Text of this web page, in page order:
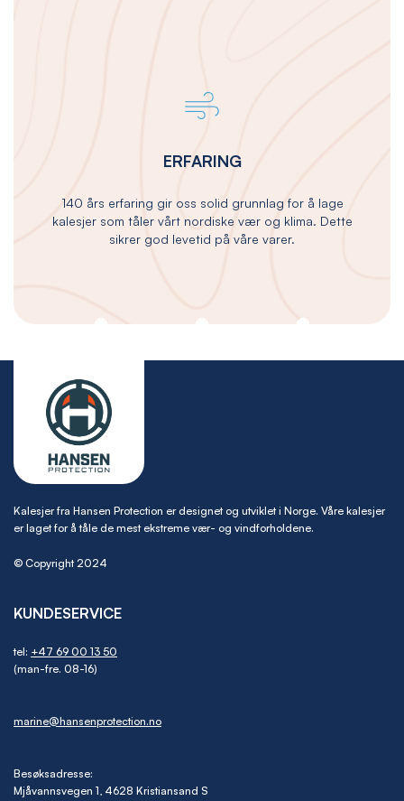
ERFARING
140 års erfaring gir oss solid grunnlag for å lage
kalesjer som tåler vårt nordiske vær og klima. Dette
sikrer god levetid på våre varer.
Kalesjer fra Hansen Protection er designet og utviklet i Norge. Våre kalesjer
er laget for å tåle de mest ekstreme vær- og vindforholdene.
© Copyright 2024
KUNDESERVICE
tel: +47 69 00 13 50
(man-fre. 08-16)
marine@hansenprotection.no
Besøksadresse:
Mjåvannsvegen 1, 4628 Kristiansand S